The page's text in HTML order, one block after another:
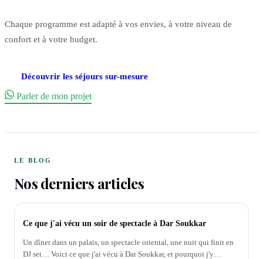
Chaque programme est adapté à vos envies, à votre niveau de
confort et à votre budget.
Découvrir les séjours sur-mesure
Parler de mon projet
LE BLOG
Nos derniers articles
Ce que j'ai vécu un soir de spectacle à Dar Soukkar
Un dîner dans un palais, un spectacle oriental, une nuit qui finit en
DJ set… Voici ce que j'ai vécu à Dar Soukkar, et pourquoi j'y